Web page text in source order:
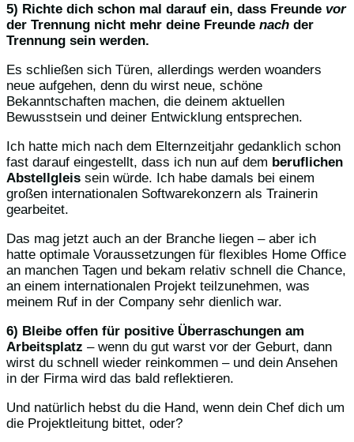
5) Richte dich schon mal darauf ein, dass Freunde vor
der Trennung nicht mehr deine Freunde nach der
Trennung sein werden.
Es schließen sich Türen, allerdings werden woanders
neue aufgehen, denn du wirst neue, schöne
Bekanntschaften machen, die deinem aktuellen
Bewusstsein und deiner Entwicklung entsprechen.
Ich hatte mich nach dem Elternzeitjahr gedanklich schon
fast darauf eingestellt, dass ich nun auf dem beruflichen
Abstellgleis sein würde. Ich habe damals bei einem
großen internationalen Softwarekonzern als Trainerin
gearbeitet.
Das mag jetzt auch an der Branche liegen – aber ich
hatte optimale Voraussetzungen für flexibles Home Office
an manchen Tagen und bekam relativ schnell die Chance,
an einem internationalen Projekt teilzunehmen, was
meinem Ruf in der Company sehr dienlich war.
6) Bleibe offen für positive Überraschungen am
Arbeitsplatz – wenn du gut warst vor der Geburt, dann
wirst du schnell wieder reinkommen – und dein Ansehen
in der Firma wird das bald reflektieren.
Und natürlich hebst du die Hand, wenn dein Chef dich um
die Projektleitung bittet, oder?